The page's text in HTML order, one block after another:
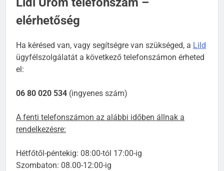
elérhetőség
Ha kérésed van, vagy segítségre van szükséged, a Lild
ügyfélszolgálatát a következő telefonszámon érheted
el:
06 80 020 534 (ingyenes szám)
A fenti telefonszámon az alábbi időben állnak a
rendelkezésre:
Hétfőtől-péntekig: 08:00-tól 17:00-ig
Szombaton: 08.00-12:00-ig